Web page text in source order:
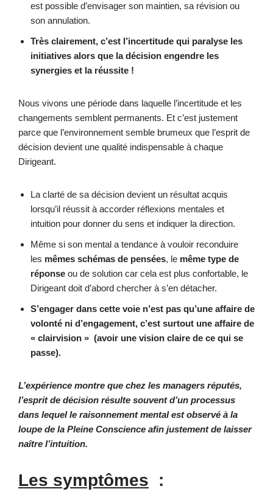
est possible d’envisager son maintien, sa révision ou
son annulation.
Très clairement, c’est l’incertitude qui paralyse les
initiatives alors que la décision engendre les
synergies et la réussite !
Nous vivons une période dans laquelle l’incertitude et les
changements semblent permanents. Et c’est justement
parce que l’environnement semble brumeux que l’esprit de
décision devient une qualité indispensable à chaque
Dirigeant.
La clarté de sa décision devient un résultat acquis
lorsqu’il réussit à accorder réflexions mentales et
intuition pour donner du sens et indiquer la direction.
Même si son mental a tendance à vouloir reconduire
les mêmes schémas de pensées, le même type de
réponse ou de solution car cela est plus confortable, le
Dirigeant doit d’abord chercher à s’en détacher.
S’engager dans cette voie n’est pas qu’une affaire de
volonté ni d’engagement, c’est surtout une affaire de
« clairvision » (avoir une vision claire de ce qui se
passe).
L’expérience montre que chez les managers réputés,
l’esprit de décision résulte souvent d’un processus
dans lequel le raisonnement mental est observé à la
loupe de la Pleine Conscience afin justement de laisser
naître l’intuition.
Les symptômes :